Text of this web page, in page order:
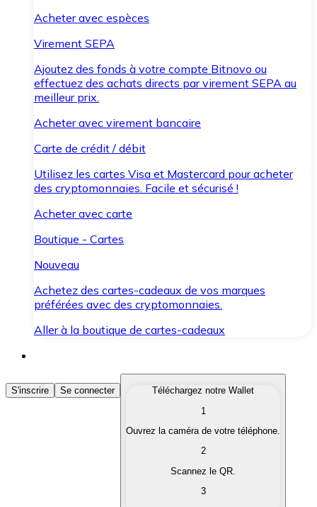
Acheter avec espèces
Virement SEPA
Ajoutez des fonds à votre compte Bitnovo ou
effectuez des achats directs par virement SEPA au
meilleur prix.
Acheter avec virement bancaire
Carte de crédit / débit
Utilisez les cartes Visa et Mastercard pour acheter
des cryptomonnaies. Facile et sécurisé !
Acheter avec carte
Boutique - Cartes
Nouveau
Achetez des cartes-cadeaux de vos marques
préférées avec des cryptomonnaies.
Aller à la boutique de cartes-cadeaux
Acheter des Cryptomonnaies
Achetez les cryptomonnaies qui vous intéressent
Convertissez vos cryptomonnaies en monnaie
S'inscrire Se connecter
Téléchargez notre Wallet
1
Ouvrez la caméra de votre téléphone.
2
Scannez le QR.
3